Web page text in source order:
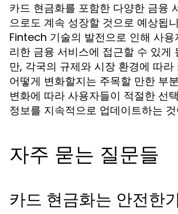
카드 현금화를 포함한 다양한 금융
으로도 계속 성장할 것으로 예상됩
Fintech 기술의 발전으로 인해 사용
리한 금융 서비스에 접근할 수 있게
만, 각국의 규제와 시장 환경에 따
어떻게 변화할지는 주목할 만한 부
변화에 따라 사용자들이 적절한 선
정보를 지속적으로 업데이트하는
자주 묻는 질문들
카드 현금화는 안전한